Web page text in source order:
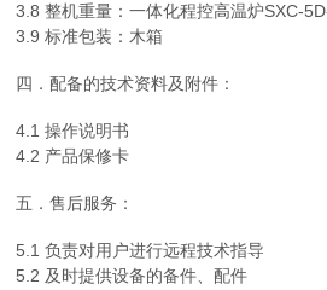
3.8 整机重量：一体化程控高温炉SXC-
3.9 标准包装：木箱
四．配备的技术资料及附件：
4.1 操作说明书
4.2 产品保修卡
五．售后服务：
5.1 负责对用户进行远程技术指导
5.2 及时提供设备的备件、配件